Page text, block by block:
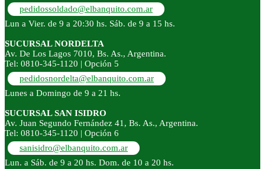
pedidossoldado@elbanquito.com.ar
Lun a Vier. de 9 a 20:30 hs. Sáb. de 9 a 15 hs.
SUCURSAL NORDELTA
Av. De Los Lagos 7010, Bs. As., Argentina.
Tel: 0810-345-1120 | Opción 5
pedidosnordelta@elbanquito.com.ar
Lunes a Domingo de 9 a 21 hs.
SUCURSAL SAN ISIDRO
Av. Juan Segundo Fernández 41, Bs. As., Argentina.
Tel: 0810-345-1120 | Opción 6
sanisidro@elbanquito.com.ar
Lun. a Sáb. de 9 a 20 hs. Dom. de 10 a 20 hs.